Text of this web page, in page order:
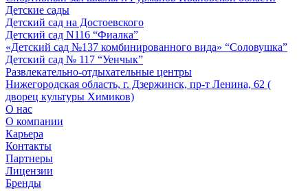
Детские сады
Детский сад на Достоевского
Детский сад N116 “Фиалка”
«Детский сад №137 комбинированного вида» “Соловушка”
Детский сад № 117 “Уенчык”
Развлекательно-отдыхательные центры
Нижегородская область, г. Дзержинск, пр-т Ленина, 62 (
дворец культуры Химиков)
О нас
О компании
Карьера
Контакты
Партнеры
Лицензии
Бренды